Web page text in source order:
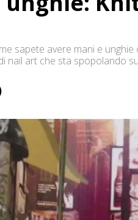
sapete avere mani e
nail art che sta spopolando
channel/UCLhPj4n_fCb-
+KrisRoss/posts